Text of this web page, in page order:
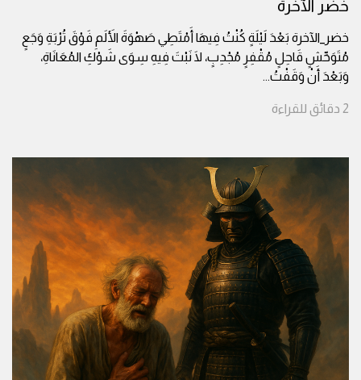
خضر الآخرة
خضر_الآخرة بَعْدَ لَيْلَةٍ كُنْتُ فِيهَا أَمْتَطِي صَهْوَةَ الأَلَمِ فَوْقَ تُرْبَةِ وَجَعٍ
مُتَوَحِّشٍ قَاحِلٍ مُقْفِرٍ مُجْدِبٍ، لَا نَبْتَ فِيهِ سِوَى شَوْكِ المُعَانَاةِ،
وَبَعْدَ أَنْ وَقَفْتُ...
2 دقائق للقراءة